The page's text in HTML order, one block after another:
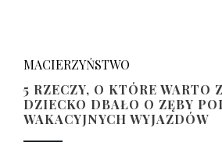
MACIERZYŃSTWO
5 RZECZY, O KTÓRE WARTO
DZIECKO DBAŁO O ZĘBY
WAKACYJNYCH WYJAZDÓW